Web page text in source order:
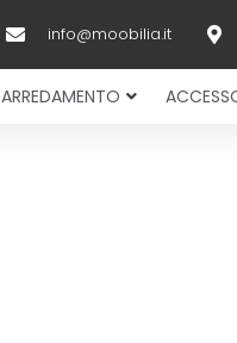
info@moobilia.it
ARREDAMENTO